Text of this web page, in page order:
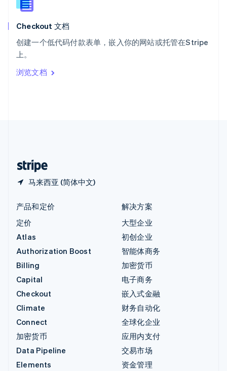
Checkout 文档
创建一个低代码付款表单，嵌入你的网站或托管在Stripe
上。
浏览文档
马来西亚 (简体中文)
新西兰
匈牙利
意大利
印度
English
产品和定价
定价
Atlas
Authorization Boost
Billing
Capital
Checkout
Climate
Connect
加密货币
Data Pipeline
Elements
解决方案
大型企业
初创企业
智能体商务
加密货币
电子商务
嵌入式金融
财务自动化
全球化企业
应用内支付
交易市场
资金管理